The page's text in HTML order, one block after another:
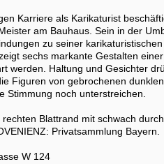
Karriere als Karikaturist
am Bauhaus. Sein in der
zu seiner
sechs markante Gestalten
werden. Haltung und Gesichter
Figuren von gebrochenen
Stimmung noch unterstreichen.
rechten Blattrand mit schwach
Privatsammlung Bayern.
W 124